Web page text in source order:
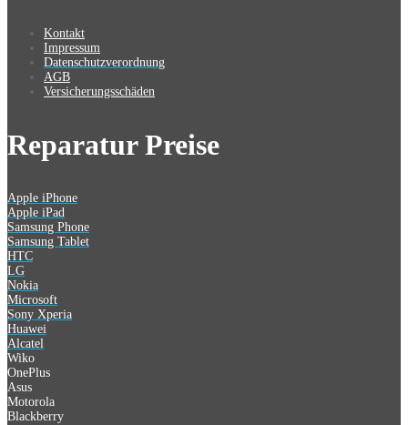
Kontakt
Impressum
Datenschutzverordnung
AGB
Versicherungsschäden
Reparatur Preise
Apple iPhone
Apple iPad
Samsung Phone
Samsung Tablet
HTC
LG
Nokia
Microsoft
Sony Xperia
Huawei
Alcatel
Wiko
OnePlus
Asus
Motorola
Blackberry